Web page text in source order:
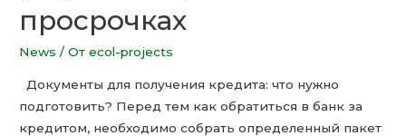
просрочках
News / От ecol-projects
Документы для получения кредита: что нужно
подготовить? Перед тем как обратиться в банк за
кредитом, необходимо собрать определенный пакет